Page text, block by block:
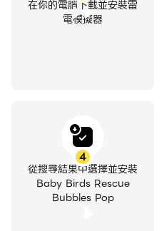
在你的電腦下載並安裝雷
電模擬器
4
從搜尋結果中選擇並安裝
Baby Birds Rescue
Bubbles Pop